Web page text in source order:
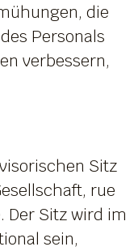
die
Personals
verbessern,
Sitz
rue
Der Sitz wird im
sein,